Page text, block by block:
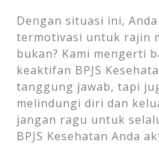
Dengan situasi ini,
termotivasi untuk rajin
bukan? Kami mengerti
keaktifan BPJS
tanggung jawab, tapi
melindungi diri dan
jangan ragu untuk
BPJS Kesehatan Anda